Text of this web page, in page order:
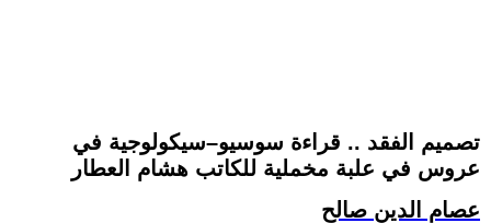
تصميم الفقد .. قراءة سوسيو–سيكولوجية في
عروس في علبة مخملية للكاتب هشام العطار
عصام الدين صالح